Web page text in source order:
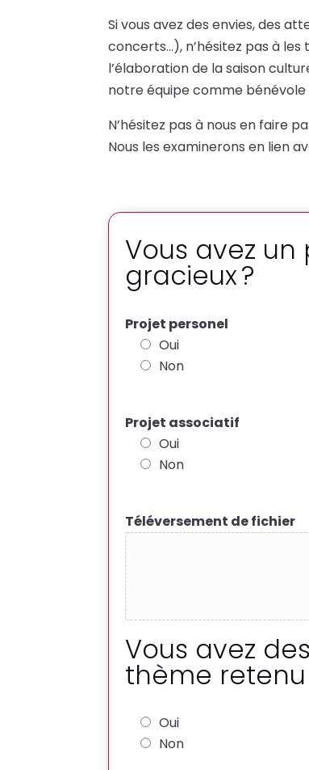
Si vous avez des envies, des
concerts…), n’hésitez pas à
l’élaboration de la saison
notre équipe comme
N’hésitez pas à nous en faire
Nous les examinerons en lien
Vous avez
gracieux ?
Projet personel
Oui
Non
e
é
v
e
r
s
m
e
Projet associatif
Oui
Non
Téléversement de fichier
Vous avez
thème retenu
Oui
Non